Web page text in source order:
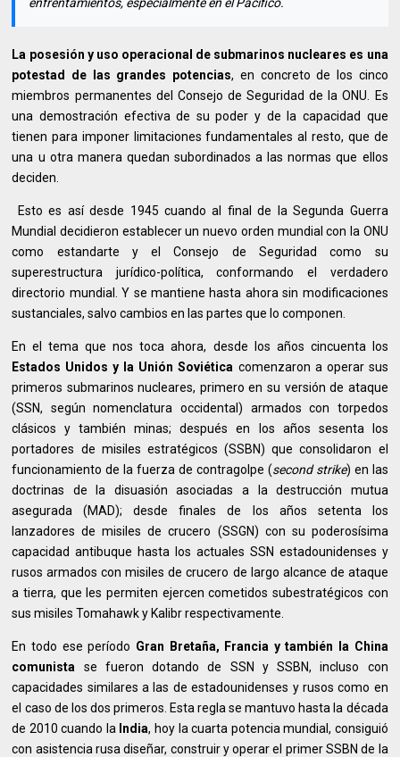
La posesión y uso operacional de submarinos nucleares es una
potestad de las grandes potencias, en concreto de los cinco
miembros permanentes del Consejo de Seguridad de la ONU. Es
una demostración efectiva de su poder y de la capacidad que
tienen para imponer limitaciones fundamentales al resto, que de
una u otra manera quedan subordinados a las normas que ellos
deciden.
Esto es así desde 1945 cuando al final de la Segunda Guerra
Mundial decidieron establecer un nuevo orden mundial con la ONU
como estandarte y el Consejo de Seguridad como su
superestructura jurídico-política, conformando el verdadero
directorio mundial. Y se mantiene hasta ahora sin modificaciones
sustanciales, salvo cambios en las partes que lo componen.
En el tema que nos toca ahora, desde los años cincuenta los
Estados Unidos y la Unión Soviética comenzaron a operar sus
primeros submarinos nucleares, primero en su versión de ataque
(SSN, según nomenclatura occidental) armados con torpedos
clásicos y también minas; después en los años sesenta los
portadores de misiles estratégicos (SSBN) que consolidaron el
funcionamiento de la fuerza de contragolpe (second strike) en las
doctrinas de la disuasión asociadas a la destrucción mutua
asegurada (MAD); desde finales de los años setenta los
lanzadores de misiles de crucero (SSGN) con su poderosísima
capacidad antibuque hasta los actuales SSN estadounidenses y
rusos armados con misiles de crucero de largo alcance de ataque
a tierra, que les permiten ejercen cometidos subestratégicos con
sus misiles Tomahawk y Kalibr respectivamente.
En todo ese período Gran Bretaña, Francia y también la China
comunista se fueron dotando de SSN y SSBN, incluso con
capacidades similares a las de estadounidenses y rusos como en
el caso de los dos primeros. Esta regla se mantuvo hasta la década
de 2010 cuando la India, hoy la cuarta potencia mundial, consiguió
con asistencia rusa diseñar, construir y operar el primer SSBN de la